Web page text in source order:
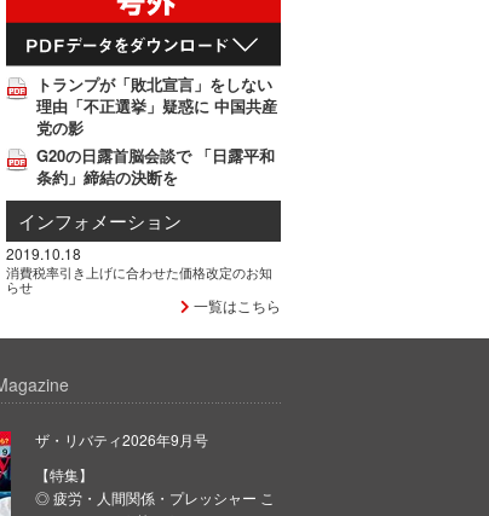
トランプが「敗北宣言」をしない
理由「不正選挙」疑惑に 中国共産
党の影
G20の日露首脳会談で 「日露平和
条約」締結の決断を
インフォメーション
2019.10.18
消費税率引き上げに合わせた価格改定のお知
らせ
一覧はこちら
ザ・リバティ2026年9月号
【特集】
◎ 疲労・人間関係・プレッシャー こ